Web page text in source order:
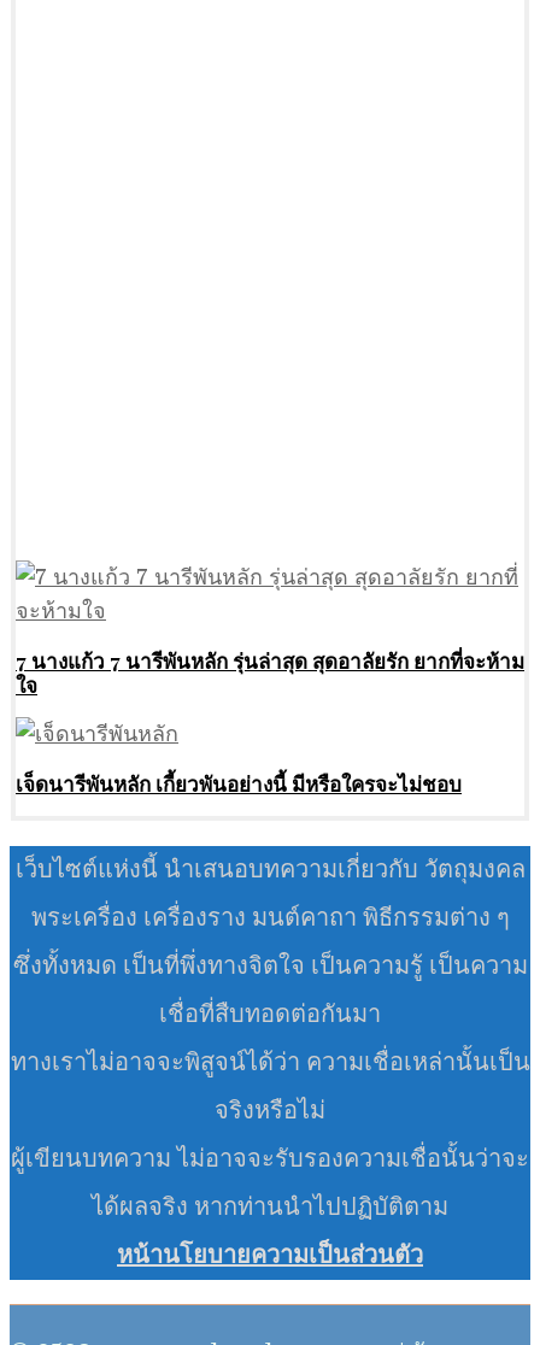
7 นางแก้ว 7 นารีพันหลัก รุ่นล่าสุด สุดอาลัยรัก ยากที่จะห้าม
ใจ
เจ็ดนารีพันหลัก เกี้ยวพันอย่างนี้ มีหรือใครจะไม่ชอบ
เว็บไซต์แห่งนี้ นำเสนอบทความเกี่ยวกับ วัตถุมงคล
พระเครื่อง เครื่องราง มนต์คาถา พิธีกรรมต่าง ๆ
ซึ่งทั้งหมด เป็นที่พึ่งทางจิตใจ เป็นความรู้ เป็นความ
เชื่อที่สืบทอดต่อกันมา
ทางเราไม่อาจจะพิสูจน์ได้ว่า ความเชื่อเหล่านั้นเป็น
จริงหรือไม่
ผู้เขียนบทความ ไม่อาจจะรับรองความเชื่อนั้นว่าจะ
ได้ผลจริง หากท่านนำไปปฏิบัติตาม
หน้านโยบายความเป็นส่วนตัว